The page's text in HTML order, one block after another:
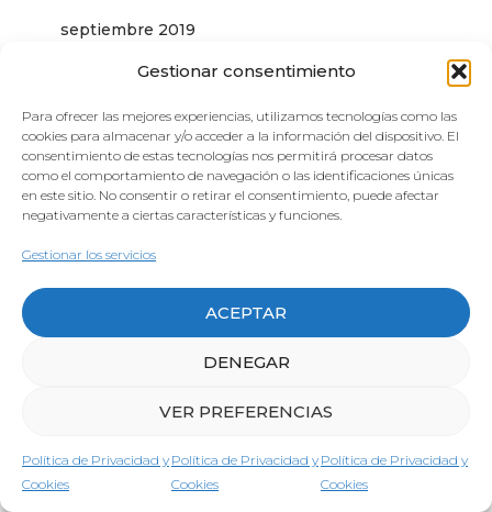
Gestionar consentimiento
Para ofrecer las mejores experiencias, utilizamos tecnologías como las
cookies para almacenar y/o acceder a la información del dispositivo. El
consentimiento de estas tecnologías nos permitirá procesar datos
como el comportamiento de navegación o las identificaciones únicas
en este sitio. No consentir o retirar el consentimiento, puede afectar
negativamente a ciertas características y funciones.
Gestionar los servicios
ACEPTAR
DENEGAR
VER PREFERENCIAS
Política de Privacidad y
Cookies
Política de Privacidad y
Cookies
Política de Privacidad y
Cookies
septiembre 2019
agosto 2019
julio 2019
junio 2019
mayo 2019
diciembre 2018